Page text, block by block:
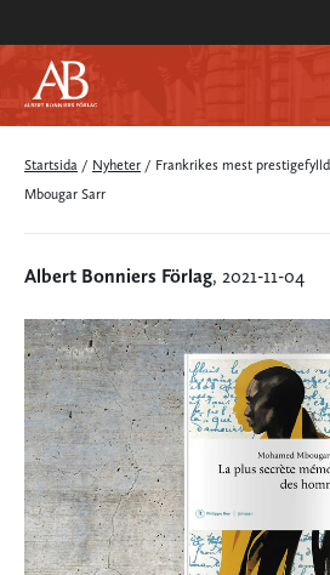
Startsida / Nyheter / Frankrikes mest
Mbougar Sarr
Albert Bonniers Förlag, 2021-11-04